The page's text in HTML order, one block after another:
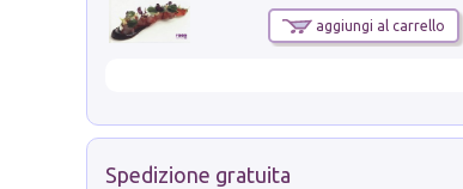
aggiungi al carrello
Spedizione gratuita